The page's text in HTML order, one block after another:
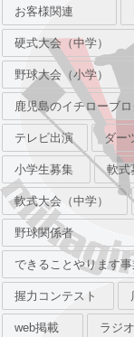
お客様関連
硬式大会（中学）
野球大会（小学）
鹿児島のイチローブ
テレビ出演 ダー
小学生募集 軟式
軟式大会（中学）
野球関係者
できることやります
握力コンテスト
web掲載 ラジ